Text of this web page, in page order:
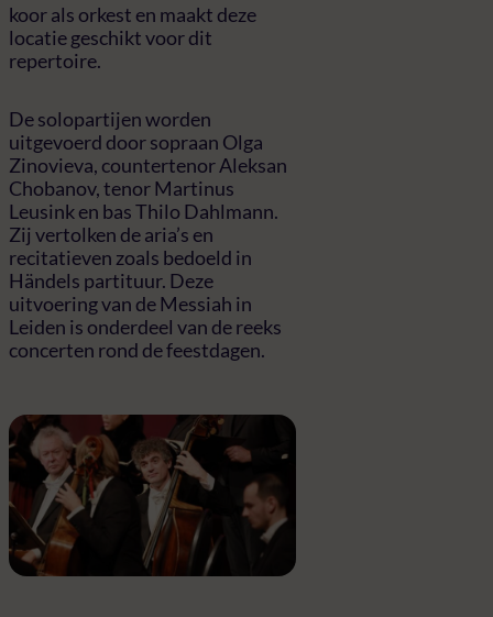
koor als orkest en maakt deze
locatie geschikt voor dit
repertoire.
De solopartijen worden
uitgevoerd door sopraan Olga
Zinovieva, countertenor Aleksan
Chobanov, tenor Martinus
Leusink en bas Thilo Dahlmann.
Zij vertolken de aria’s en
recitatieven zoals bedoeld in
Händels partituur. Deze
uitvoering van de Messiah in
Leiden is onderdeel van de reeks
concerten rond de feestdagen.